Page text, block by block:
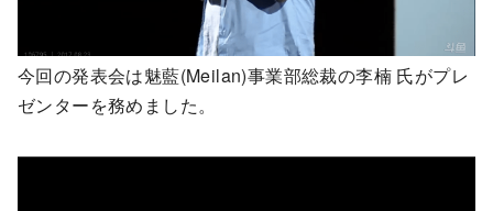
今回の発表会は魅藍(Meilan)事業部総裁の李楠 氏がプレ
ゼンターを務めました。